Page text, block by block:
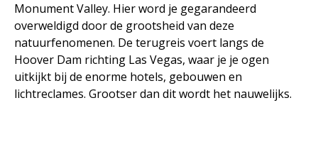
Monument Valley. Hier word je gegarandeerd
overweldigd door de grootsheid van deze
natuurfenomenen. De terugreis voert langs de
Hoover Dam richting Las Vegas, waar je je ogen
uitkijkt bij de enorme hotels, gebouwen en
lichtreclames. Grootser dan dit wordt het nauwelijks.